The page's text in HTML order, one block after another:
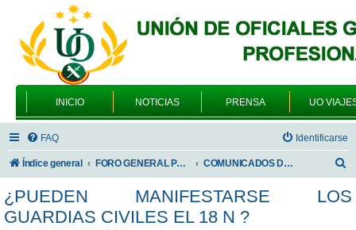
INICIO NOTICIAS PRENSA UO
FAQ Identificarse
Índice general FORO GENERAL PARA TODOS LOS USUARIOS COMUNICADOS DE LA UNIÓN DE OFICIALES
s
¿PUEDEN MANIFESTARSE LOS
GUARDIAS CIVILES EL 18 N ?